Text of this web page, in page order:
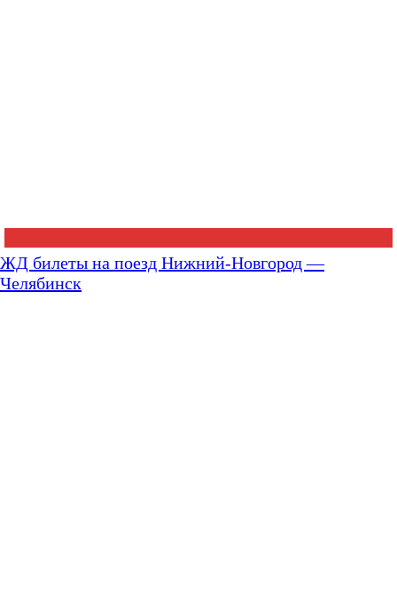
ЖД билеты на поезд Нижний-Новгород —
Челябинск